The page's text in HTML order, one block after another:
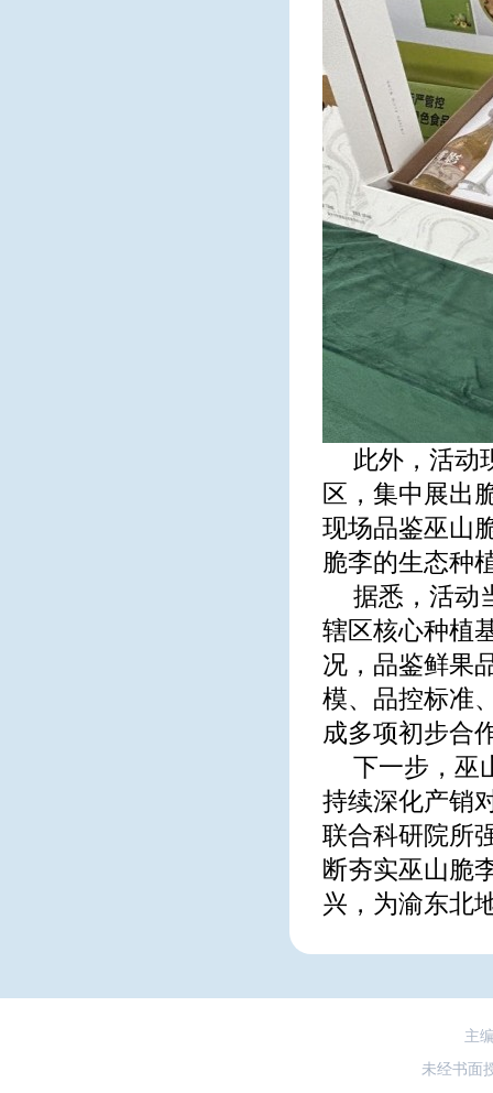
此外，活动
区，集中展出
现场品鉴巫山
脆李的生态种
据悉，活动
辖区核心种植
况，品鉴鲜果
模、品控标准
成多项初步合
下一步，巫
持续深化产销
联合科研院所
断夯实巫山脆
兴，为渝东北
主
未经书面